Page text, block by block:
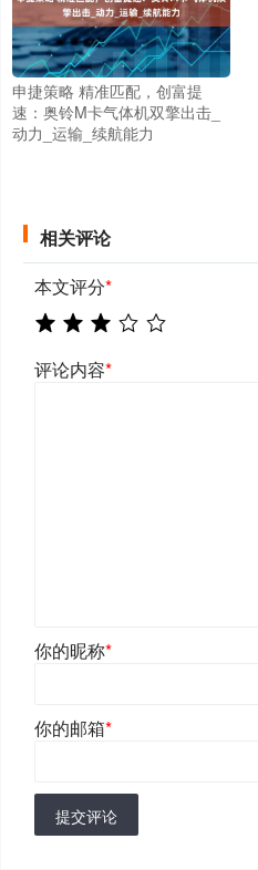
申捷策略 精准匹配，创富提
速：奥铃M卡气体机双擎出击_
动力_运输_续航能力
相关评论
本文评分*
评论内容*
你的昵称*
你的邮箱*
提交评论